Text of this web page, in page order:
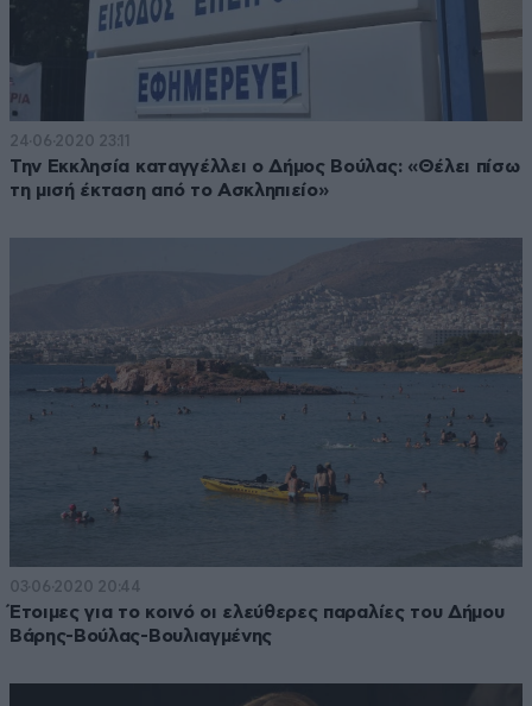
24·06·2020 23:11
Την Εκκλησία καταγγέλλει ο Δήμος Βούλας: «Θέλει πίσω
τη μισή έκταση από το Ασκληπιείο»
03·06·2020 20:44
Έτοιμες για το κοινό οι ελεύθερες παραλίες του Δήμου
Βάρης-Βούλας-Βουλιαγμένης